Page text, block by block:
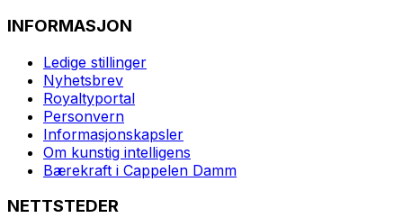
INFORMASJON
Ledige stillinger
Nyhetsbrev
Royaltyportal
Personvern
Informasjonskapsler
Om kunstig intelligens
Bærekraft i Cappelen Damm
NETTSTEDER